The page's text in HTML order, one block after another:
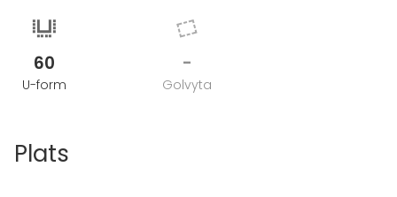
60
U-form
-
Golvyta
Plats